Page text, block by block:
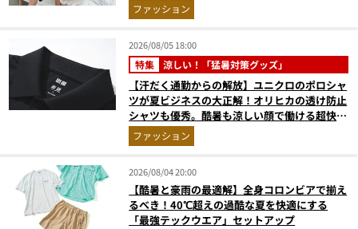
ファッション
2026/08/05 18:00
特集 涼しい！「猛暑対策グッズ」
【汗だく通勤からの解放】ユニクロのポロシャ
ツが夏ビジネスの大正解！オリヒカの透け防止
シャツも優秀。酷暑も涼しい顔で働ける超快適
ウエアの実力
ファッション
2026/08/04 20:00
【酷暑と豪雨の最適解】全身コロンビアで揃え
るべき！40℃超えの過酷な夏を快適にする
「最強テックウエア」セットアップ